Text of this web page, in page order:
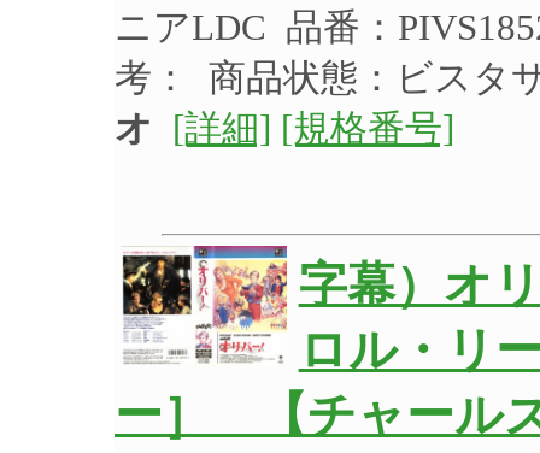
ニアLDC 品番：
考： 商品状態：ビスタ
オ [詳細] [規格番号]
字幕）オ
ロル・リ
ー］ 【チャール